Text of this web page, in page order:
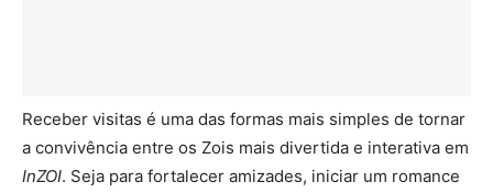
Receber visitas é uma das formas mais simples de tornar
a convivência entre os Zois mais divertida e interativa em
InZOI. Seja para fortalecer amizades, iniciar um romance